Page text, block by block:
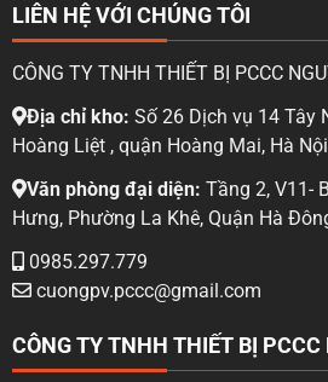
LIÊN HỆ VỚI CHÚNG TÔI
CÔNG TY TNHH THIẾT BỊ PCCC
Địa chỉ kho: Số 26 Dịch vụ 14 Tây
Hoàng Liệt , quận Hoàng Mai, Hà Nội
Văn phòng đại diện: Tầng 2, V11-
Hưng, Phường La Khê, Quận Hà
0985.297.779
cuongpv.pccc@gmail.com
CÔNG TY TNHH THIẾT BỊ PCCC